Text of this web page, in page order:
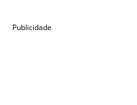
Publicidade